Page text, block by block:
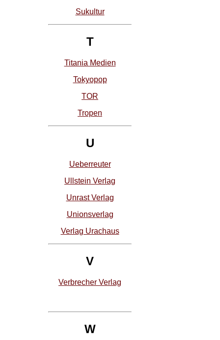
Sukultur
T
Titania Medien
Tokyopop
TOR
Tropen
U
Ueberreuter
Ullstein Verlag
Unrast Verlag
Unionsverlag
Verlag Urachaus
V
Verbrecher Verlag
W